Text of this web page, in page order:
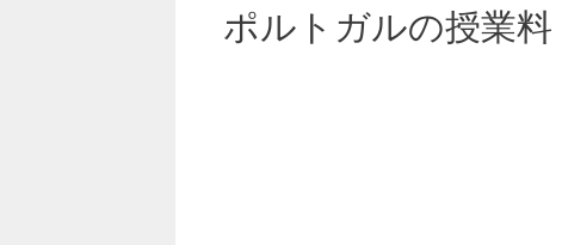
ポルトガルの授業料